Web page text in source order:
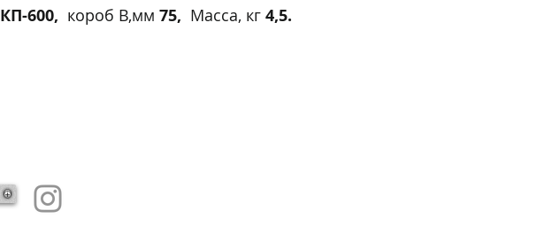
КП-600, короб В,мм 75, Масса, кг 4,5.